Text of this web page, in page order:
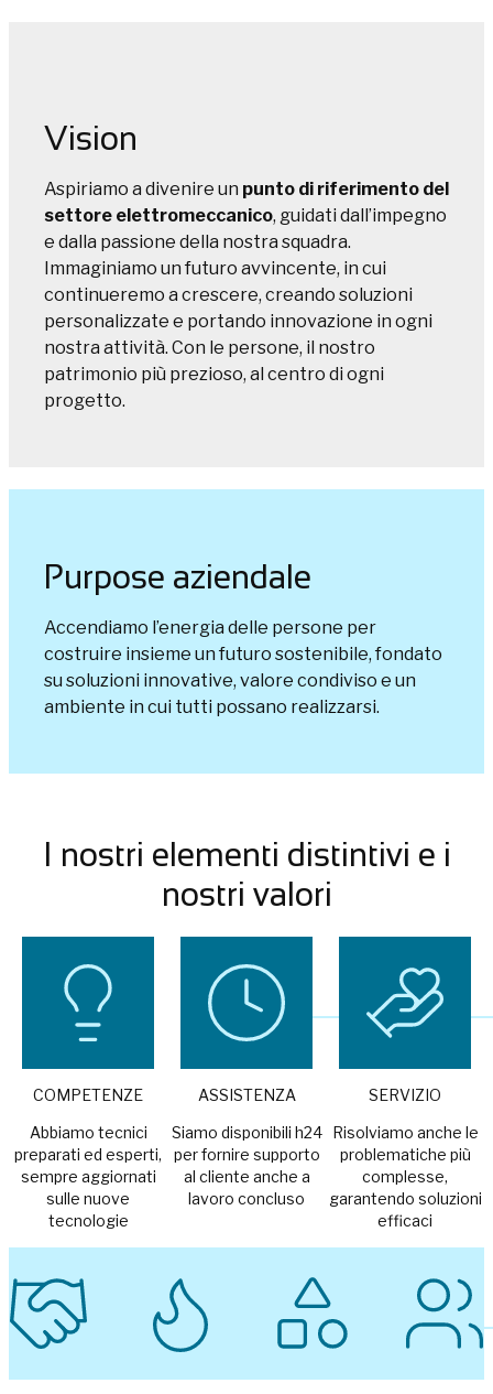
Vision
Aspiriamo a divenire un punto di riferimento del
settore elettromeccanico, guidati dall’impegno
e dalla passione della nostra squadra.
Immaginiamo un futuro avvincente, in cui
continueremo a crescere, creando soluzioni
personalizzate e portando innovazione in ogni
nostra attività. Con le persone, il nostro
patrimonio più prezioso, al centro di ogni
progetto.
Purpose aziendale
Accendiamo l’energia delle persone per
costruire insieme un futuro sostenibile, fondato
su soluzioni innovative, valore condiviso e un
ambiente in cui tutti possano realizzarsi.
I nostri elementi distintivi e i
nostri valori
COMPETENZE
Abbiamo tecnici
preparati ed esperti,
sempre aggiornati
sulle nuove
tecnologie
ASSISTENZA
Siamo disponibili h24
per fornire supporto
al cliente anche a
lavoro concluso
SERVIZIO
Risolviamo anche le
problematiche più
complesse,
garantendo soluzioni
efficaci